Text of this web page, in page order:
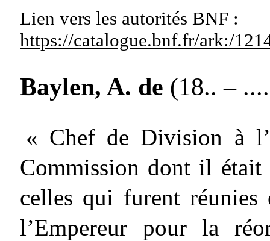
Lien vers les autorités BNF :
https://catalogue.bnf.fr/ark:/
Baylen, A. de (18.. –
« Chef de Division à
Commission dont il était
celles qui furent
l’Empereur pour la